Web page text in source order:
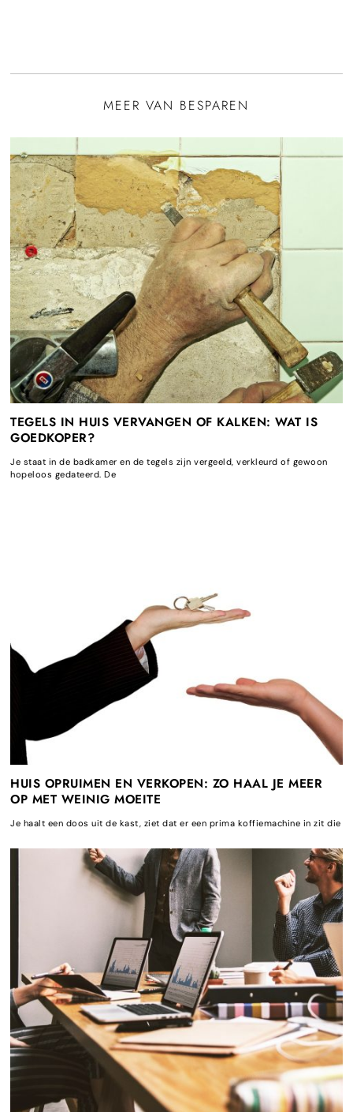
MEER VAN BESPAREN
TEGELS IN HUIS VERVANGEN OF KALKEN: WAT IS
GOEDKOPER?
Je staat in de badkamer en de tegels zijn vergeeld, verkleurd of gewoon
hopeloos gedateerd. De
HUIS OPRUIMEN EN VERKOPEN: ZO HAAL JE MEER
OP MET WEINIG MOEITE
Je haalt een doos uit de kast, ziet dat er een prima koffiemachine in zit die